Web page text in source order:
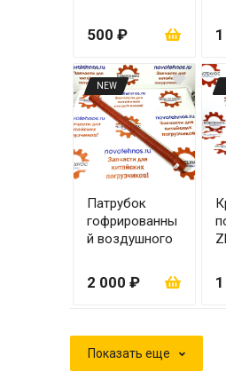
500 ₽
NEW
Патрубок
гофрированны
й воздушного
(63х63х1000)
2 000 ₽
Показать еще